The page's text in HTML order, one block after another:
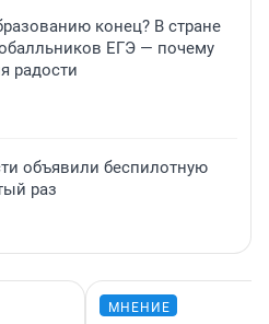
конец? В стране
ЕГЭ — почему
радости
объявили беспилотную
раз
МНЕНИЕ